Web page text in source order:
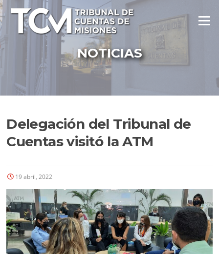
Ir
al
contenido
Menú
NOTICIAS
Delegación del Tribunal de
Cuentas visitó la ATM
19 abril, 2022